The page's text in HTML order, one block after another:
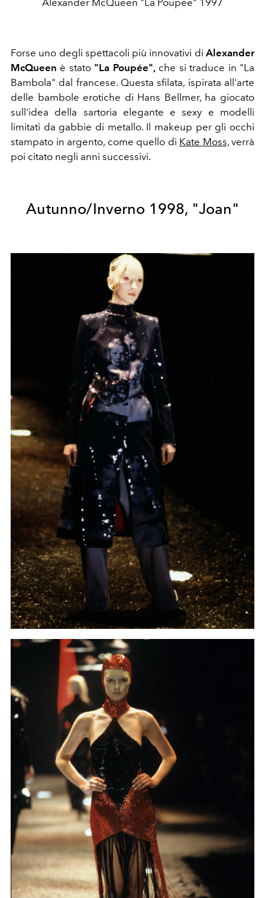
Forse uno degli spettacoli più innovativi di Alexander
McQueen è stato "La Poupée",che si traduce in "La
Bambola" dal francese. Questa sfilata, ispirata all'arte
delle bambole erotiche di Hans Bellmer, ha giocato
sull'idea della sartoria elegante e sexy e modelli
limitati da gabbie di metallo.Il makeup per gli occhi
stampato in argento, come quello di Kate Moss,verrà
poi citato negli anni successivi.
Autunno/Inverno 1998, "Joan"